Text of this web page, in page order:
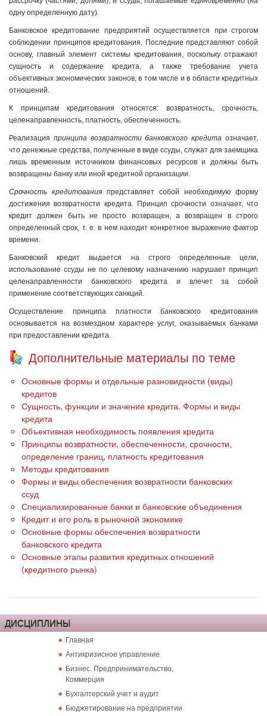
одну определенную дату).
Банковское кредитование предприятий осуществляется при строгом
соблюдении принципов кредитования. Последние представляют собой
основу, главный элемент системы кредитования, поскольку отражают
сущность и содержание кредита, а также требование учета
объективных экономических законов, в том числе и в области кредитных
отношений.
К принципам кредитования относятся: возвратность, срочность,
целенаправленность, платность, обеспеченность.
Реализация принципа возвратности банковского кредита означает,
что денежные средства, полученные в виде ссуды, служат для заемщика
лишь временным источником финансовых ресурсов и должны быть
возвращены банку или иной кредитной организации.
Срочность кредитования представляет собой необходимую форму
достижения возвратности кредита. Принцип срочности означает, что
кредит должен быть не просто возвращен, а возвращен в строго
определенный срок, т. е. в нем находит конкретное выражение фактор
времени.
Банковский кредит выдается на строго определенные цели,
использование ссуды не по целевому назначению нарушает принцип
целенаправленности банковского кредита и влечет за собой
применение соответствующих санкций.
Осуществление принципа платности банковского кредитования
основывается на возмездном характере услуг, оказываемых банками
при предоставлении кредита.
Дополнительные материалы по теме
Основные формы и отдельные разновидности (виды)
кредитов
Сущность, функции и значение кредита. Формы и виды
кредита
Объективная необходимость появления кредита
Принципы возвратности, обеспеченности, срочности,
определение границ, платность кредитования
Методы кредитования
Формы и виды обеспечения возвратности банковских
ссуд
Специализированные банки и банковские объединения
Кредит и его роль в рыночной экономике
Основные формы обеспечения возвратности
банковского кредита
Основные этапы развития кредитных отношений
(кредитного рынка)
ДИСЦИПЛИНЫ
Главная
Антикризисное управление
Бизнес. Предпринимательство.
Коммерция
Бухгалтерский учет и аудит
Бюджетирование на предприятии